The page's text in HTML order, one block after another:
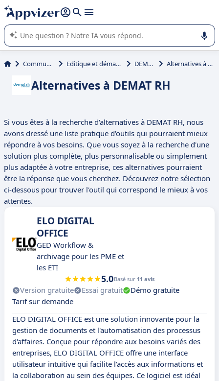
répondre (plusieurs lignes avec
L'IA de Appvizer vous guide dans l'utilisation ou la sélection de
logiciel SaaS en entreprise.
Communication Editique et dématérialisation DEMAT RH Alternatives à DEMAT RH
Alternatives à DEMAT RH
Si vous êtes à la recherche d'alternatives à DEMAT RH, nous
avons dressé une liste pratique d'outils qui pourraient mieux
répondre à vos besoins. Que vous soyez à la recherche d'une
solution plus complète, plus personnalisable ou simplement
plus adaptée à votre entreprise, ces alternatives pourraient
être la réponse que vous cherchez. Découvrez notre sélection
ci-dessous pour trouver l'outil qui correspond le mieux à vos
attentes.
ELO DIGITAL
OFFICE
GED Workflow &
archivage pour les PME et
les ETI
5.0Basé sur 11 avis
Version gratuite Essai gratuit
Démo gratuite
Tarif sur demande
ELO DIGITAL OFFICE est une solution innovante pour la
gestion de documents et l'automatisation des processus
d'affaires. Conçue pour répondre aux besoins variés des
entreprises, ELO DIGITAL OFFICE offre une interface
utilisateur intuitive qui facilite l'accès aux informations et
la collaboration au sein des équipes. Ce logiciel est idéal